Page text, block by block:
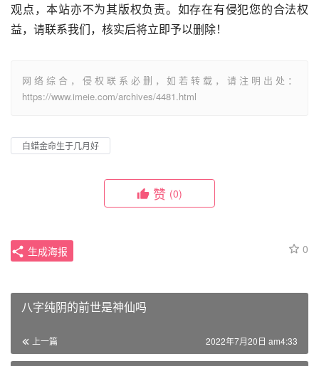
观点，本站亦不为其版权负责。如存在有侵犯您的合法权
益，请联系我们，核实后将立即予以删除！
网络综合，侵权联系必删，如若转载，请注明出处：
https://www.imeie.com/archives/4481.html
白蜡金命生于几月好
赞 (0)
0
生成海报
八字纯阴的前世是神仙吗
上一篇 2022年7月20日 am4:33